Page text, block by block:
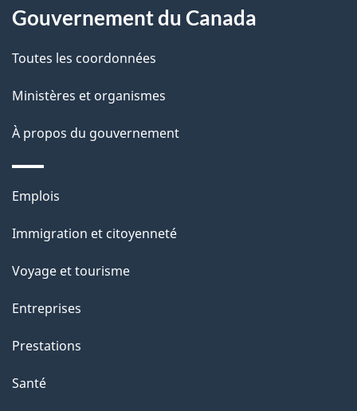
a
g
e
a
t
i
n
s
u
r
c
t
t
a
Gouvernement du Canada
Toutes les coordonnées
Ministères et organismes
À propos du gouvernement
Thèmes
sujets
Emplois
Immigration et citoyenneté
Voyage et tourisme
Entreprises
Prestations
Santé